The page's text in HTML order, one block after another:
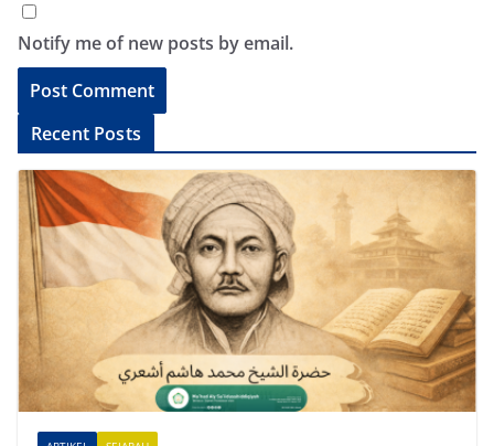
Notify me of new posts by email.
l
a
t
v
Recent Posts